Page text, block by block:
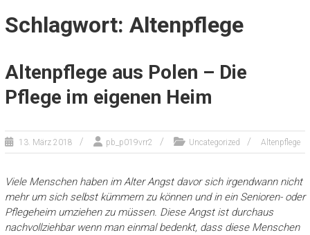
Schlagwort: Altenpflege
Altenpflege aus Polen – Die
Pflege im eigenen Heim
13. März 2018 pb_p019vrr2 Uncategorized Altenpflege
Viele Menschen haben im Alter Angst davor sich irgendwann nicht
mehr um sich selbst kümmern zu können und in ein Senioren- oder
Pflegeheim umziehen zu müssen. Diese Angst ist durchaus
nachvollziehbar wenn man einmal bedenkt, dass diese Menschen